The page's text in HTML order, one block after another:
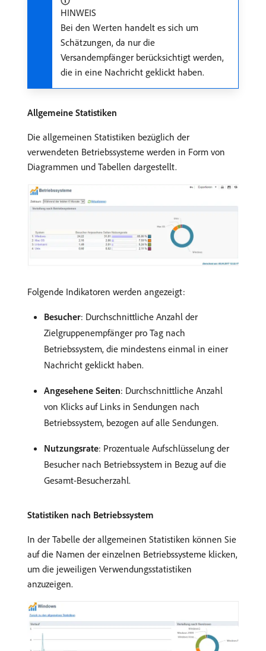
HINWEIS
Bei den Werten handelt es sich um
Schätzungen, da nur die
Versandempfänger berücksichtigt werden,
die in eine Nachricht geklickt haben.
Allgemeine Statistiken
Die allgemeinen Statistiken bezüglich der
verwendeten Betriebssysteme werden in Form von
Diagrammen und Tabellen dargestellt.
Folgende Indikatoren werden angezeigt:
Besucher: Durchschnittliche Anzahl der
Zielgruppenempfänger pro Tag nach
Betriebssystem, die mindestens einmal in einer
Nachricht geklickt haben.
Angesehene Seiten: Durchschnittliche Anzahl
von Klicks auf Links in Sendungen nach
Betriebssystem, bezogen auf alle Sendungen.
Nutzungsrate: Prozentuale Aufschlüsselung der
Besucher nach Betriebssystem in Bezug auf die
Gesamt-Besucherzahl.
Statistiken nach Betriebssystem
In der Tabelle der allgemeinen Statistiken können Sie
auf die Namen der einzelnen Betriebssysteme klicken,
um die jeweiligen Verwendungsstatistiken
anzuzeigen.